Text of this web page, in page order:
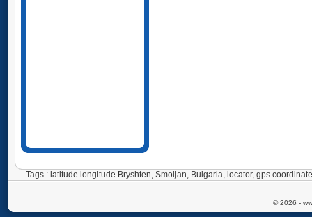
Tags : latitude longitude Bryshten, Smoljan, Bulgaria, locator, gps
© 2026 -